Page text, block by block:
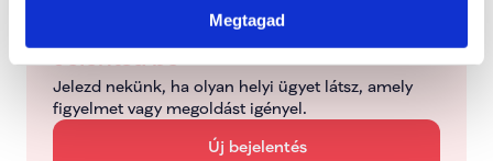
Megtagad
Jelentsd be
Jelezd nekünk, ha olyan helyi ügyet látsz, amely
figyelmet vagy megoldást igényel.
Új bejelentés